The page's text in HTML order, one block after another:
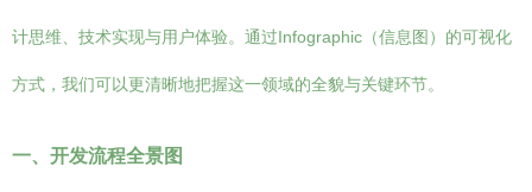
计思维、技术实现与用户体验。通过Infographic（信息图）的可视化
方式，我们可以更清晰地把握这一领域的全貌与关键环节。
一、开发流程全景图